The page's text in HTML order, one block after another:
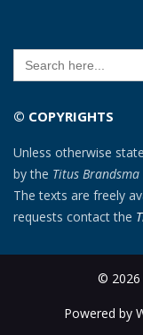
Search
for:
© COPYRIGHTS
Unless otherwise
by the Titus
The texts are freely
requests contact the
© 2026
Powered by